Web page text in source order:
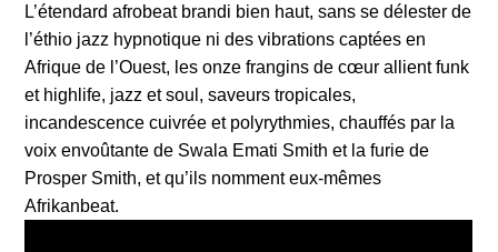
L’étendard afrobeat brandi bien haut, sans se délester de
l’éthio jazz hypnotique ni des vibrations captées en
Afrique de l’Ouest, les onze frangins de cœur allient funk
et highlife, jazz et soul, saveurs tropicales,
incandescence cuivrée et polyrythmies, chauffés par la
voix envoûtante de Swala Emati Smith et la furie de
Prosper Smith, et qu’ils nomment eux-mêmes
Afrikanbeat.